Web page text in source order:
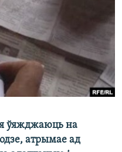
ўяжджаюць на
атрымае ад